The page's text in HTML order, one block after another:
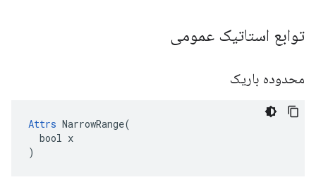
توابع استاتیک عمومی
محدوده باریک
Attrs NarrowRange(
  bool x
)